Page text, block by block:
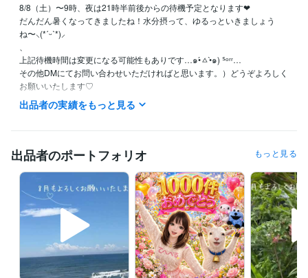
8/8（土）〜9時、夜は21時半前後からの待機予定となります❤︎
だんだん暑くなってきましたね！水分摂って、ゆるっといきましょう
ね〜⸜(*ˊᵕˋ*)⸝‬
上記待機時間は変更になる可能性もありです…๑•́ㅿ•̀๑) ᔆᵒʳʳ…
その他DMにてお問い合わせいただければと思います。）どうぞよろしく
お願いいたします♡
⭐️基本的には平日大体20時前後〜25時（前後する可能性あります）また
⭐️水曜は朝８時前後から断続的な待機予定となります
変更の場合もあるので→（DMでご確認くださきませ）
⭐️その他待機できるときはしております
ꕤ8月のご挨拶
毎日暑い日が続いていますね、体調崩されてないでしょうか？こう暑い
と何もする気になりませんよね。
お休みの日はゆっくりお家で過ごすのがよきかもです。誰かと話した
い、寂しい、愚痴言いたい時はお話ししにきてくださいね
出品者の実績をもっと見る
出品者のポートフォリオ もっと見る